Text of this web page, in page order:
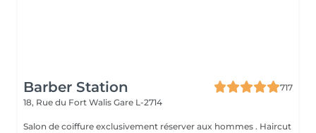
Barber Station
717
18, Rue du Fort Walis Gare L-2714
Salon de coiffure exclusivement réserver aux hommes . Haircut